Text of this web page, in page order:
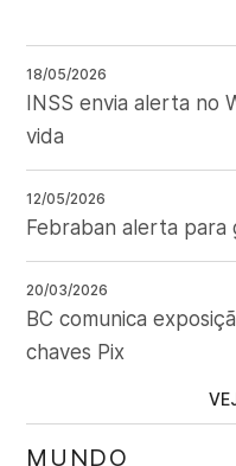
18/05/2026
INSS envia alerta no
vida
12/05/2026
Febraban alerta
20/03/2026
BC comunica
chaves Pix
MUNDO